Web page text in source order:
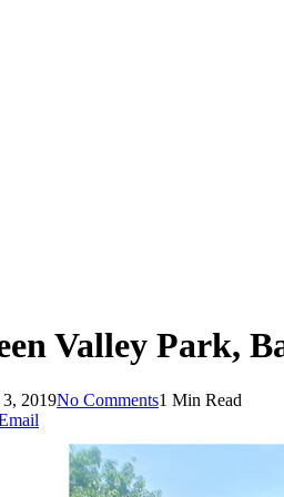
Valley Park,
2019No Comments1 Min Read